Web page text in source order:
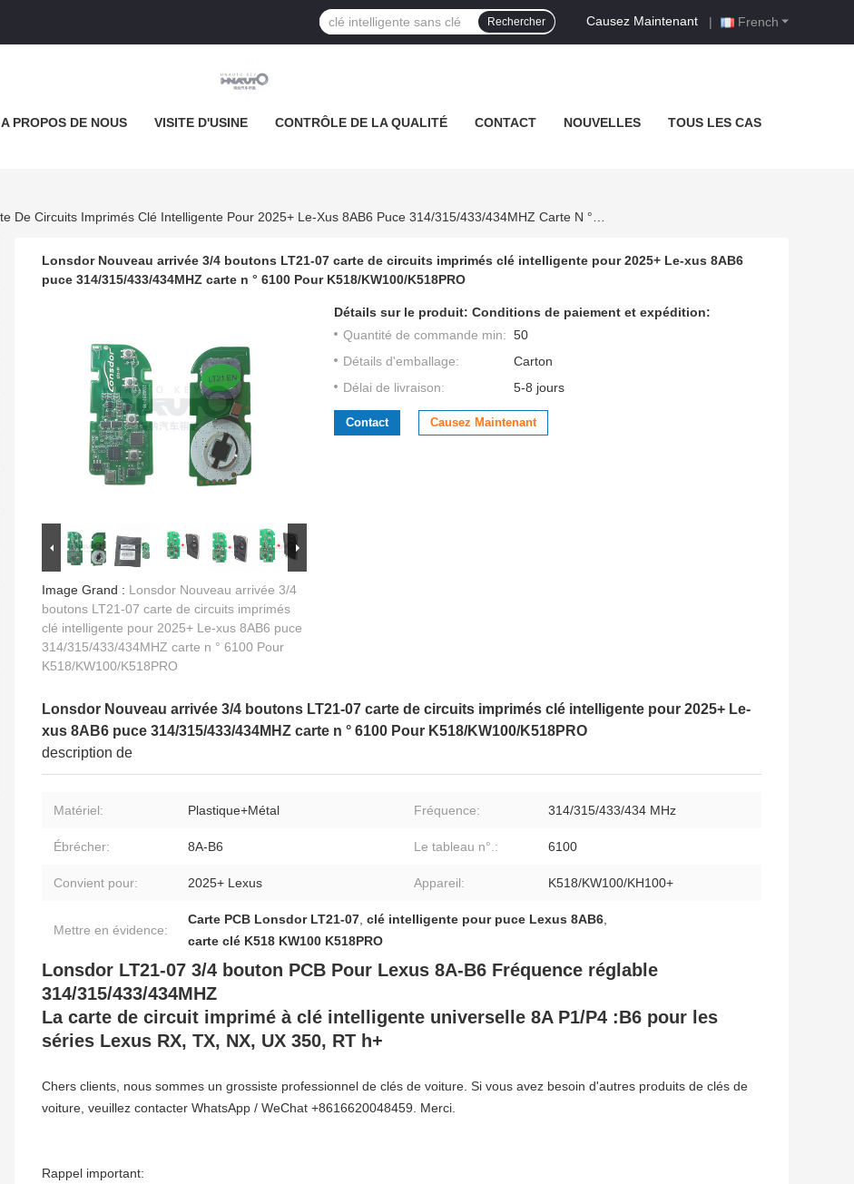
French
Causez Maintenant |
Rechercher
A PROPOS DE NOUS VISITE D'USINE CONTRÔLE DE LA QUALITÉ CONTACT NOUVELLES TOUS LES CAS
Lonsdor Nouveau arrivée 3/4 boutons LT21-07 carte de circuits imprimés clé intelligente pour 2025+ Le-xus 8AB6
puce 314/315/433/434MHZ carte n ° 6100 Pour K518/KW100/K518PRO
Image Grand : Lonsdor Nouveau arrivée 3/4
boutons LT21-07 carte de circuits imprimés
clé intelligente pour 2025+ Le-xus 8AB6 puce
314/315/433/434MHZ carte n ° 6100 Pour
K518/KW100/K518PRO
Détails sur le produit: Conditions de paiement et expédition:
Quantité de commande min: 50
Détails d'emballage:
Carton
Délai de livraison:
5-8 jours
Contact Causez Maintenant
Lonsdor Nouveau arrivée 3/4 boutons LT21-07 carte de circuits imprimés clé intelligente pour 2025+ Le-
xus 8AB6 puce 314/315/433/434MHZ carte n ° 6100 Pour K518/KW100/K518PRO
description de
Matériel: Plastique+Métal Fréquence: 314/315/433/434 MHz
Ébrécher: 8A-B6 Le tableau n°.: 6100
Convient pour: 2025+ Lexus Appareil: K518/KW100/KH100+
Mettre en évidence:
Carte PCB Lonsdor LT21-07 clé intelligente pour puce Lexus 8AB6
carte clé K518 KW100 K518PRO
Lonsdor LT21-07 3/4 bouton PCB Pour Lexus 8A-B6 Fréquence réglable
314/315/433/434MHZ
La carte de circuit imprimé à clé intelligente universelle 8A P1/P4 :B6 pour les
séries Lexus RX, TX, NX, UX 350, RT h+
Chers clients, nous sommes un grossiste professionnel de clés de voiture. Si vous avez besoin d'autres produits de clés de
voiture, veuillez contacter WhatsApp / WeChat +8616620048459. Merci.
Rappel important: